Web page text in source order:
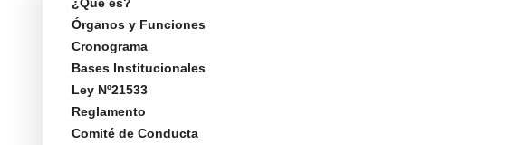
Órganos y Funciones
Cronograma
Bases Institucionales
Ley Nº21533
Reglamento
Comité de Conducta